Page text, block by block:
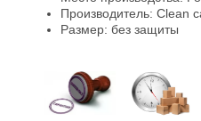
Производитель: Clean
Размер: без защиты